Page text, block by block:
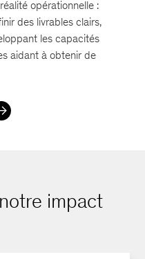
opérationnelle :
des livrables clairs,
les capacités
aidant à obtenir de
impact